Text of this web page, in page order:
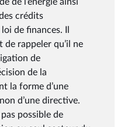
crédits
de finances. Il
de rappeler qu’il ne
de
de la
la forme d’une
d’une directive.
possible de